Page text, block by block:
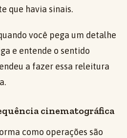
que havia sinais.
você pega um detalhe
e entende o sentido
a fazer essa releitura
cinematográfica
como operações são